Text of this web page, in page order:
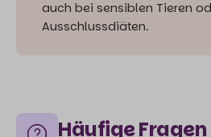
auch bei sensiblen Tieren
Ausschlussdiäten.
Häufige Fragen